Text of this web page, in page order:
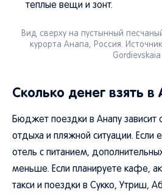
теплые вещи и зонт.
Вид сверху на пустынный
курорта Анапа, Россия.
Gordievskaia
Сколько денег взять в
Бюджет поездки в Анапу зависит
отдыха и пляжной ситуации. Если
отель с питанием,
меньше. Если планируете кафе,
такси и поездки в Сукко, Утриш,